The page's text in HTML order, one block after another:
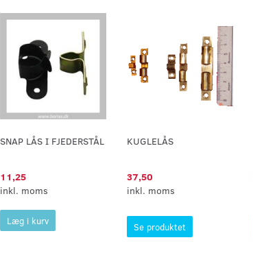
SNAP LÅS I FJEDERSTÅL
11,25
inkl. moms
Læg i kurv
KUGLELÅS
37,50
inkl. moms
Se produktet